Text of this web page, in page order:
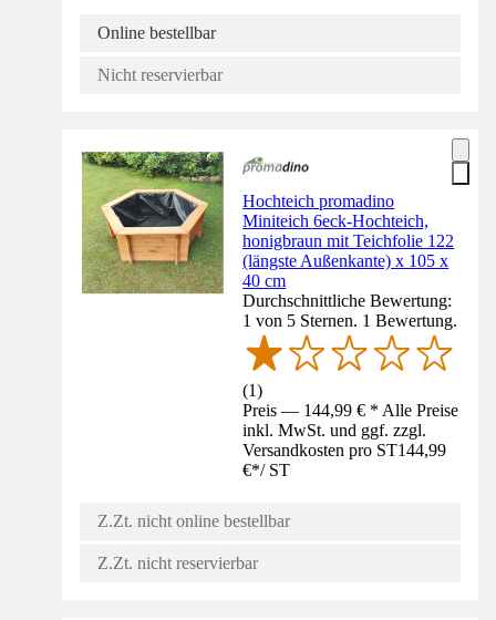
Online bestellbar
Nicht reservierbar
Hochteich promadino
Miniteich 6eck-Hochteich,
honigbraun mit Teichfolie 122
(längste Außenkante) x 105 x
40 cm
Durchschnittliche Bewertung:
1 von 5 Sternen. 1 Bewertung.
(1)
Preis — 144,99 € * Alle Preise
inkl. MwSt. und ggf. zzgl.
Versandkosten pro ST144,99
€*/ ST
Z.Zt. nicht online bestellbar
Z.Zt. nicht reservierbar